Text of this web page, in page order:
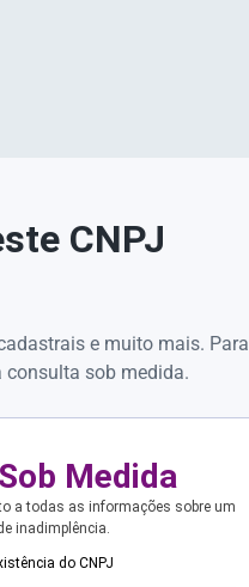
CNPJ
e muito mais. Para
sob medida.
Medida
a todas as informações sobre um
inadimplência.
do CNPJ